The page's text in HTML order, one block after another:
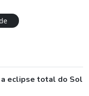
eclipse total do Sol